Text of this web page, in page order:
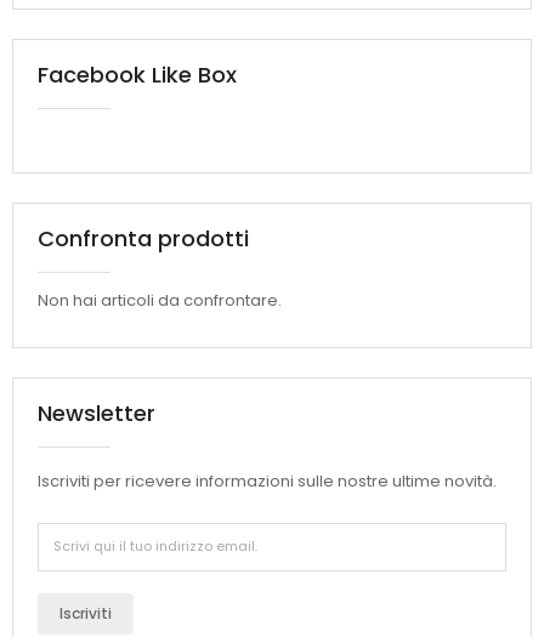
Facebook Like Box
Confronta prodotti
Non hai articoli da confrontare.
Newsletter
Iscriviti per ricevere informazioni sulle nostre ultime novità.
Iscriviti